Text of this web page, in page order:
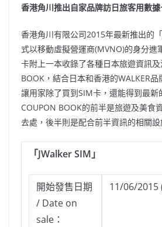
香港角川推出自家品牌訪日旅客用數
香港角川有限公司2015年最新推出的
式以移動虛擬營運商(MVNO)的身分進
卡附上一本收錄了各種日本旅遊資訊
BOOK，結合日本和香港的WALKER品
讓用家除了買到SIM卡，還能得到最新
COUPON BOOK的前半是旅遊及美食
去處，後半則是配合前半資訊的相關設
「JWalker SIM 」
開始發售日期
/ Date on
sale：
11/06/2015